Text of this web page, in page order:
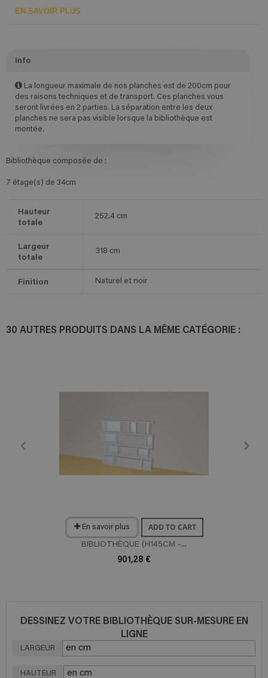
EN SAVOIR PLUS
Info
La longueur maximale de nos planches est de 200cm pour
des raisons techniques et de transport. Ces planches vous
seront livrées en 2 parties. La séparation entre les deux
planches ne sera pas visible lorsque la bibliothèque est
montée.
Bibliothèque composée de :
7 étage(s) de 34cm
Hauteur
totale
252.4 cm
Largeur
totale
318 cm
Finition Naturel et noir
30 AUTRES PRODUITS DANS LA MÊME CATÉGORIE :
En savoir plus ADD TO CART
BIBLIOTHÈQUE (H145CM -...
901,28 €
DESSINEZ VOTRE BIBLIOTHÈQUE SUR-MESURE EN
LIGNE
LARGEUR
HAUTEUR